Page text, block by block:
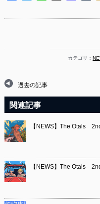
カテゴリ：
過去の記事
関連記事
【NEWS】The Otals
【NEWS】The Otals